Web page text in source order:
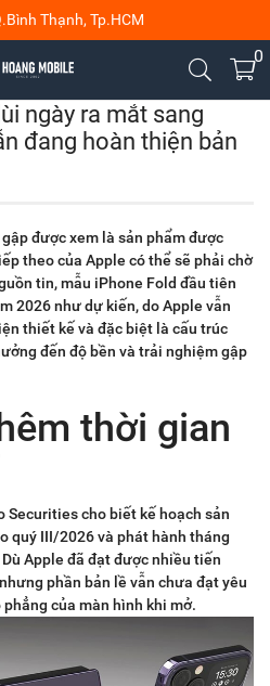
Thạnh, Tp.HCM
0
ngày ra mắt sang
đang hoàn thiện bản
được xem là sản phẩm được
theo của Apple có thể sẽ phải chờ
tin, mẫu iPhone Fold đầu tiên
2026 như dự kiến, do Apple vẫn
thiết kế và đặc biệt là cấu trúc
đến độ bền và trải nghiệm gập
thời gian
Securities cho biết kế hoạch sản
quý III/2026 và phát hành tháng
Apple đã đạt được nhiều tiến
phần bản lề vẫn chưa đạt yêu
của màn hình khi mở.